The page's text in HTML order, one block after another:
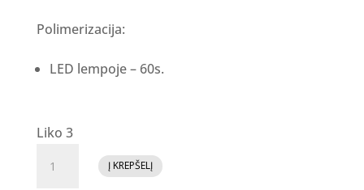
Polimerizacija:
LED lempoje – 60s.
Liko 3
kiekis:
Į KREPŠELĮ